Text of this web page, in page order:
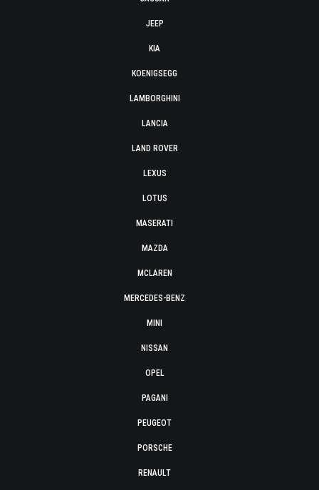
JEEP
KIA
KOENIGSEGG
LAMBORGHINI
LANCIA
LAND ROVER
LEXUS
LOTUS
MASERATI
MAZDA
MCLAREN
MERCEDES-BENZ
MINI
NISSAN
OPEL
PAGANI
PEUGEOT
PORSCHE
RENAULT